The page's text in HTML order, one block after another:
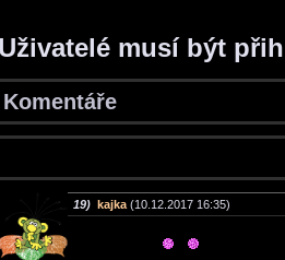
Uživatelé musí být
Komentáře
19) kajka (10.12.2017 16:35)